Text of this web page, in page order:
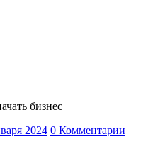
бизнес
2024 0 Комментарии